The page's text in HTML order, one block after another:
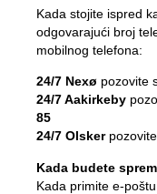
Kada stojite ispred
odgovarajući broj
mobilnog telefona:
24/7 Nexø pozovite
24/7 Aakirkeby
85
24/7 Olsker
Kada budete
Kada primite e-